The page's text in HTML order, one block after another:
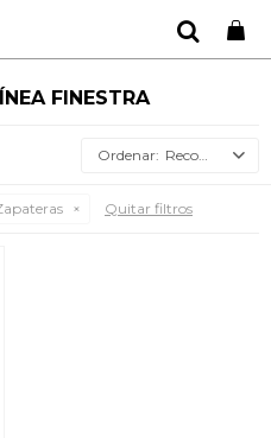
FINESTRA
Recomendados
Quitar filtros